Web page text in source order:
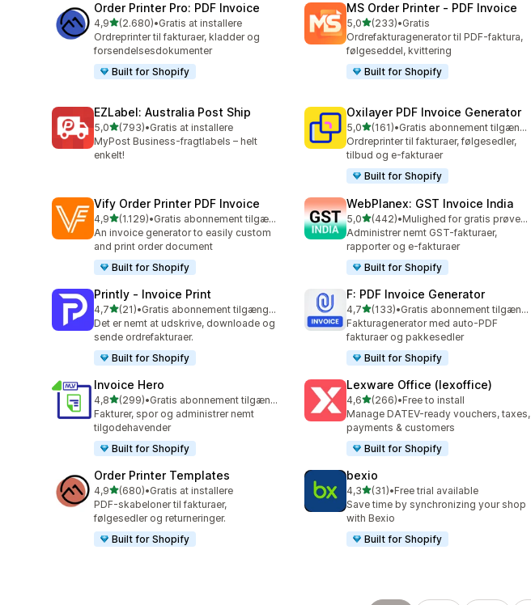
Order Printer Pro: PDF Invoice
4,9ud af 5 stjerner
(2.680)
2680 anmeldelser i alt
•Gratis at installere
Ordreprinter til fakturaer, kladder og
forsendelsesdokumenter
Built for Shopify
MS Order Printer ‑ PDF Invoice
5,0ud af 5 stjerner
(233)
233 anmeldelser i alt
•Gratis
Ordrefakturagenerator til PDF-faktura,
følgeseddel, kvittering
Built for Shopify
EZLabel: Australia Post Ship
5,0ud af 5 stjerner
(793)
793 anmeldelser i alt
•Gratis at installere
MyPost Business-fragtlabels – helt
enkelt!
Oxilayer PDF Invoice Generator
5,0ud af 5 stjerner
(161)
161 anmeldelser i alt
•
Gratis abonnement tilgængeligt
Ordreprinter til fakturaer, følgesedler,
tilbud og e-fakturaer
Built for Shopify
Vify Order Printer PDF Invoice
4,9ud af 5 stjerner
(1.129)
1129 anmeldelser i alt
•
Gratis abonnement tilgængeligt
An invoice generator to easily custom
and print order document
Built for Shopify
WebPlanex: GST Invoice India
5,0ud af 5 stjerner
(442)
442 anmeldelser i alt
•
Mulighed for gratis prøveperiode
Administrer nemt GST-fakturaer,
rapporter og e-fakturaer
Built for Shopify
Printly ‑ Invoice Print
4,7ud af 5 stjerner
(21)
21 anmeldelser i alt
•
Gratis abonnement tilgængeligt
Det er nemt at udskrive, downloade og
sende ordrefakturaer.
Built for Shopify
F: PDF Invoice Generator
4,7ud af 5 stjerner
(133)
133 anmeldelser i alt
•
Gratis abonnement tilgængeligt
Fakturagenerator med auto-PDF
fakturaer og pakkesedler
Built for Shopify
Invoice Hero
4,8ud af 5 stjerner
(299)
299 anmeldelser i alt
•
Gratis abonnement tilgængeligt
Fakturer, spor og administrer nemt
tilgodehavender
Built for Shopify
Lexware Office (lexoffice)
4,6ud af 5 stjerner
(266)
266 anmeldelser i alt
•Free to install
Manage DATEV-ready vouchers, taxes,
payments & customers
Built for Shopify
Order Printer Templates
4,9ud af 5 stjerner
(680)
680 anmeldelser i alt
•Gratis at installere
PDF-skabeloner til fakturaer,
følgesedler og returneringer.
Built for Shopify
bexio
4,3ud af 5 stjerner
(31)
31 anmeldelser i alt
•Free trial available
Save time by synchronizing your shop
with Bexio
Built for Shopify